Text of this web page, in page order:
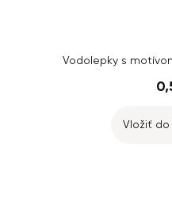
Vodolepky s
Vložiť do